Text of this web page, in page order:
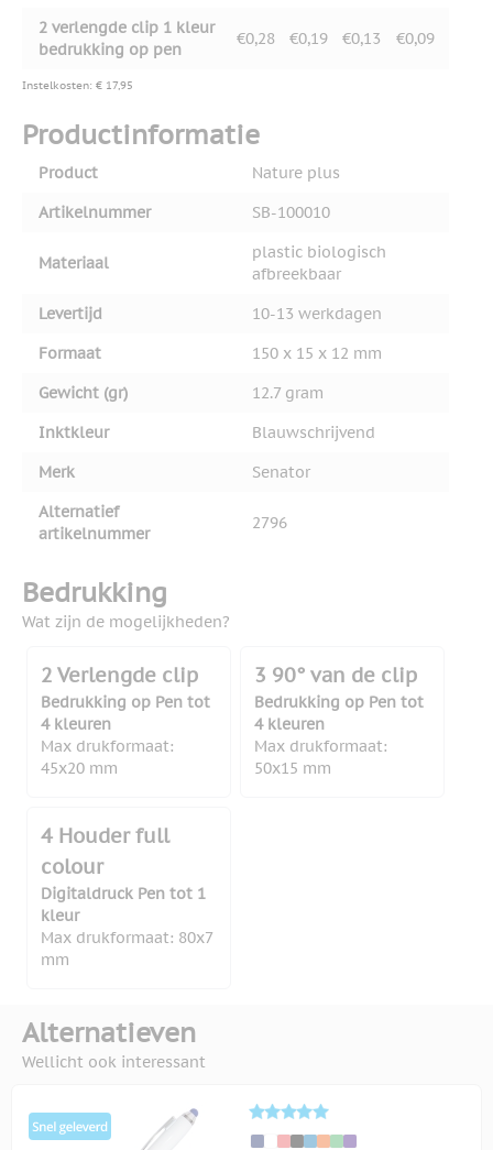
2 verlengde clip 1 kleur
bedrukking op pen
€0,28 €0,19 €0,13 €0,09
Instelkosten: € 17,95
Productinformatie
Product
Nature plus
Artikelnummer
SB-100010
Materiaal
plastic biologisch
afbreekbaar
Levertijd
10-13 werkdagen
Formaat
150 x 15 x 12 mm
Gewicht (gr)
12.7 gram
Inktkleur
Blauwschrijvend
Merk
Senator
Alternatief
artikelnummer
2796
Bedrukking
Wat zijn de mogelijkheden?
2 Verlengde clip
Bedrukking op Pen tot
4 kleuren
Max drukformaat:
45x20 mm
3 90° van de clip
Bedrukking op Pen tot
4 kleuren
Max drukformaat:
50x15 mm
4 Houder full
colour
Digitaldruck Pen tot 1
kleur
Max drukformaat: 80x7
mm
Alternatieven
Wellicht ook interessant